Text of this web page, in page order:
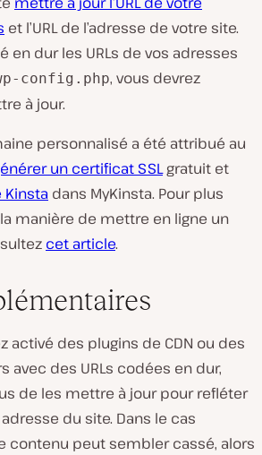
et l’URL de l’adresse de votre site.
en dur les URLs de vos adresses
config.php, vous devrez
à jour.
personnalisé a été attribué au
un certificat SSLgratuit et
Kinsta dans MyKinsta. Pour plus
manière de mettre en ligne un
cet article.
activé des plugins de CDN ou des
avec des URLs codées en dur,
de les mettre à jour pour refléter
du site. Dans le cas
contenu peut sembler cassé, alors